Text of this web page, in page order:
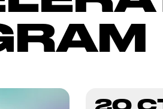
в направлениях
и RetailTech